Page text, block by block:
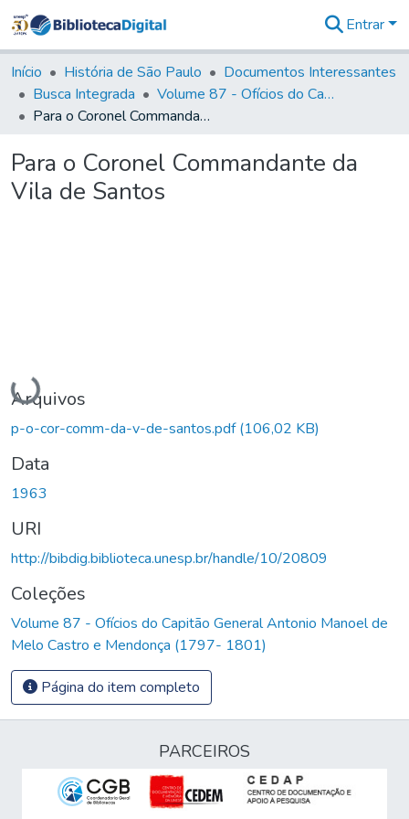
&
Coleções
Tudo na
Biblioteca
Estatísticas
Entrar
Início História de São Paulo
Documentos Interessantes
Busca Integrada
Volume 87 - Ofícios do Capitão General Antonio Manoel de Melo Castro e Mendonça (1797- 1801)
Para o Coronel Commandante da Vila de Santos
Para o Coronel Commandante da
Vila de Santos
Carregando...
Arquivos
p-o-cor-comm-da-v-de-santos.pdf(106,02 KB)
Data
1963
URI
http://bibdig.biblioteca.unesp.br/handle/10/20809
Coleções
Volume 87 - Ofícios do Capitão General Antonio Manoel de
Melo Castro e Mendonça (1797- 1801)
Página do item completo
PARCEIROS